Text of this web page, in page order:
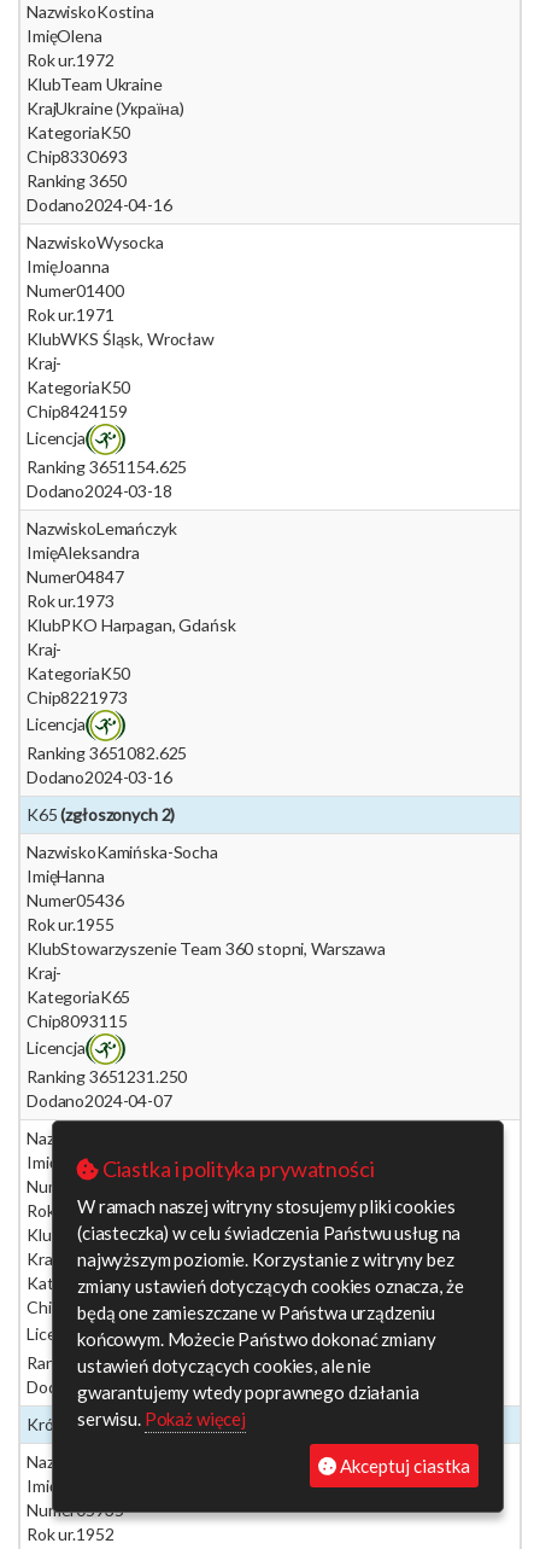
NazwiskoKostina
ImięOlena
Rok ur.1972
KlubTeam Ukraine
KrajUkraine (Україна)
KategoriaK50
Chip8330693
Ranking 3650
Dodano2024-04-16
NazwiskoWysocka
ImięJoanna
Numer01400
Rok ur.1971
KlubWKS Śląsk, Wrocław
Kraj-
KategoriaK50
Chip8424159
Licencja
Ranking 3651154.625
Dodano2024-03-18
NazwiskoLemańczyk
ImięAleksandra
Numer04847
Rok ur.1973
KlubPKO Harpagan, Gdańsk
Kraj-
KategoriaK50
Chip8221973
Licencja
Ranking 3651082.625
Dodano2024-03-16
K65(zgłoszonych 2)
NazwiskoKamińska-Socha
ImięHanna
Numer05436
Rok ur.1955
KlubStowarzyszenie Team 360 stopni, Warszawa
Kraj-
KategoriaK65
Chip8093115
Licencja
Ranking 3651231.250
Dodano2024-04-07
Nazwisko
Imię
Jolanta
Numer
02181
Rok ur. 1956
Klub
UKS Kometa, Gliwice
Kraj
KategoriaK65
Chip
8086619
Licencja
Ranking 3651225.000
Dodano2024-03-12
Krótka(zgłoszonych 5)
Nazwisko
Imię
Numer05935
Rok ur.1952
Ciastka i polityka prywatności
W ramach naszej witryny stosujemy pliki cookies
(ciasteczka) w celu świadczenia Państwu usług na
najwyższym poziomie. Korzystanie z witryny bez
zmiany ustawień dotyczących cookies oznacza, że
będą one zamieszczane w Państwa urządzeniu
końcowym. Możecie Państwo dokonać zmiany
ustawień dotyczących cookies, ale nie
gwarantujemy wtedy poprawnego działania
serwisu. Pokaż więcej
Akceptuj ciastka